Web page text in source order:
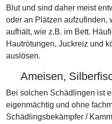
Blut und sind daher meist
oder an Plätzen aufzufinden,
aufhält, wie z.B. im Bett.
Hautrötungen, Juckreiz und
auslösen.
Ameisen,
Bei solchen Schädlingen ist
eigenmächtig und ohne
Schädlingsbekämpfer /